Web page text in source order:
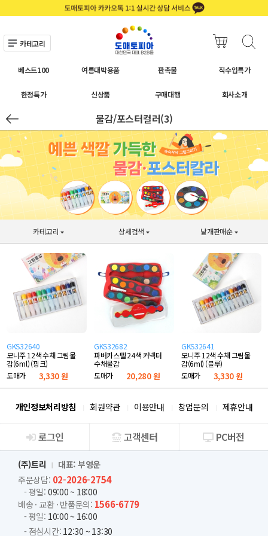
카테고리
베스트100 여름대박용품 판촉물 직수입특가
한정특가 신상품 구매대행 회사소개
물감/포스터컬러(3)
카테고리 상세검색 낱개판매순
GKS32640
모니주 12색 수채 그림물
감(6ml) (핑크)
도매가
3,330 원
GKS32682
파버카스텔 24색 커넥터
수채물감
도매가
20,280 원
GKS32641
모니주 12색 수채 그림물
감(6ml) (블루)
도매가
3,330 원
개인정보처리방침 회원약관 이용안내 창업문의 제휴안내
회사소개
로그인 고객센터 PC버전
(주)트리
대표: 부영운
주문상담: 02-2026-2754
- 평일: 09:00 ~ 18:00
배송 · 교환 · 반품문의: 1566-6779
- 평일: 10:00 ~ 16:00
- 점심시간: 12:30 ~ 13:30